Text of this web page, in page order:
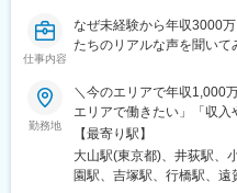
十条駅(東京都)、みどり台
駅、新守谷駅、流山おおた
泉駅、公津の杜駅、八街
西立川駅、北八王子駅、
崎台駅、並木北駅、古淵
辺駅、中野坂上駅、広電
港駅(大阪モノレール)、狛
保原駅、肥後橋駅、下板橋
仕事内容
なぜ未経験から年収3000
たちのリアルな声を聞いて
勤務地
＼今のエリアで年収1,000
エリアで働きたい」「収
一人ひとりの希望や生活
◎地域に根ざして働きつつ
環境をご用意しています。
【最寄り駅】
大山駅(東京都)、井荻駅、
園駅、吉塚駅、行橋駅、